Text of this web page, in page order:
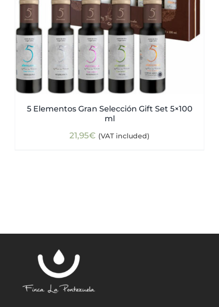
5 Elementos Gran Selección Gift Set 5×100
ml
21,95€ (VAT included)